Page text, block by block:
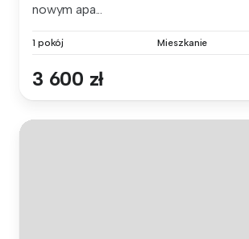
nowym apa...
1 pokój Mieszkanie
3 600 zł